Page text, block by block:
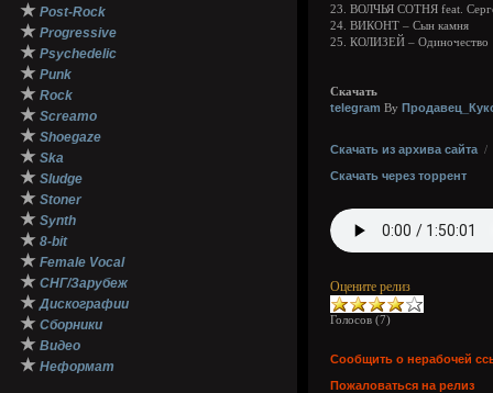
★ Post-Rock
★ Progressive
★ Psychedelic
★ Punk
★ Rock
★ Screamo
★ Shoegaze
★ Ska
★ Sludge
★ Stoner
★ Synth
★ 8-bit
★ Female Vocal
★ СНГ/Зарубеж
★ Дискографии
★ Сборники
★ Видео
★ Неформат
23. ВОЛЧЬЯ СОТНЯ feat.
24. ВИКОНТ – Сын камня
25. КОЛИЗЕЙ – Одиночество
Скачать
telegram By
Скачать из архива сайта /
Скачать через торрент
Оцените релиз
Голосов (7)
Сообщить о нерабочей
Пожаловаться на релиз